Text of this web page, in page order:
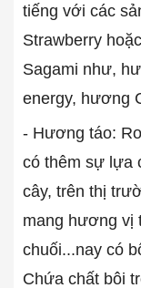
tiếng với các
Strawberry
Sagami như,
energy, hương
- Hương táo:
có thêm sự lựa
cây, trên thị
mang hương vị
chuối...nay có
Chứa chất bôi